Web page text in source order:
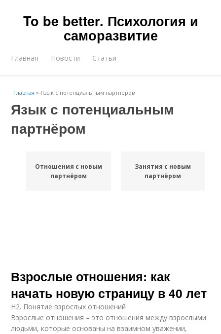
To be better. Психология и
саморазвитие
Главная Новости Статьи
Главная »Язык с потенциальным партнёром
Язык с потенциальным
партнёром
Отношения с новым
партнёром
Занятия с новым
партнёром
Взрослые отношения: как
начать новую страницу в 40 лет
H2. Понятие взрослых отношений
Взрослые отношения – это отношения между взрослыми
людьми, которые основаны на взаимном уважении,